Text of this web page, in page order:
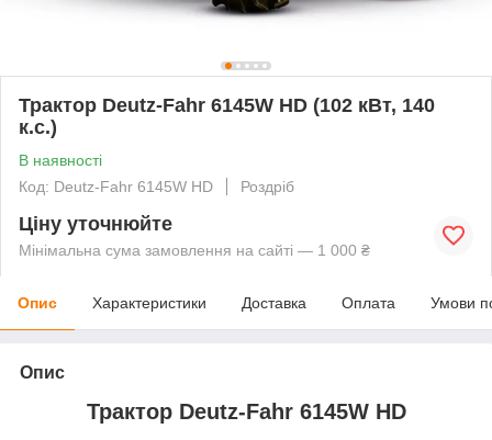
Трактор Deutz-Fahr 6145W HD (102 кВт, 140
к.с.)
В наявності
Код: Deutz-Fahr 6145W HD
Роздріб
Ціну уточнюйте
Мінімальна сума замовлення на сайті — 1 000 ₴
Опис Характеристики Доставка Оплата Умови
Опис
Трактор Deutz-Fahr 6145W HD